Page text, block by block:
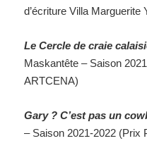
d’écriture Villa Marguerite
Le Cercle de craie
Maskantête – Saison
ARTCENA)
Gary ? C’est pas un
– Saison 2021-2022 (Prix